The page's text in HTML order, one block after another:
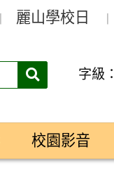
麗山學校日
搜
字級：
校園影音